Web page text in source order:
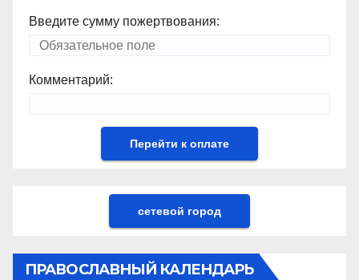
Введите сумму пожертвования:
Комментарий:
сетевой город
ПРАВОСЛАВНЫЙ КАЛЕНДАРЬ